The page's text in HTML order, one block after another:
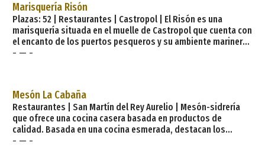
Asturias n
Marisquería Risón
Plazas: 52 | Restaurantes | Castropol | El Risón es una
marisquería situada en el muelle de Castropol que cuenta con
el encanto de los puertos pesqueros y su ambiente marinero.
Dispone de comedor y tres terrazas, una de ellas elevada,
frescura, tan fresco que lo podrás escoger de nuestra
- — -
Mesón La Cabaña
Restaurantes | San Martín del Rey Aurelio | Mesón-sidrería
que ofrece una cocina casera basada en productos de
calidad. Basada en una cocina esmerada, destacan los
chuletones de buey, los pescados frescos (al horno, a la
- — -